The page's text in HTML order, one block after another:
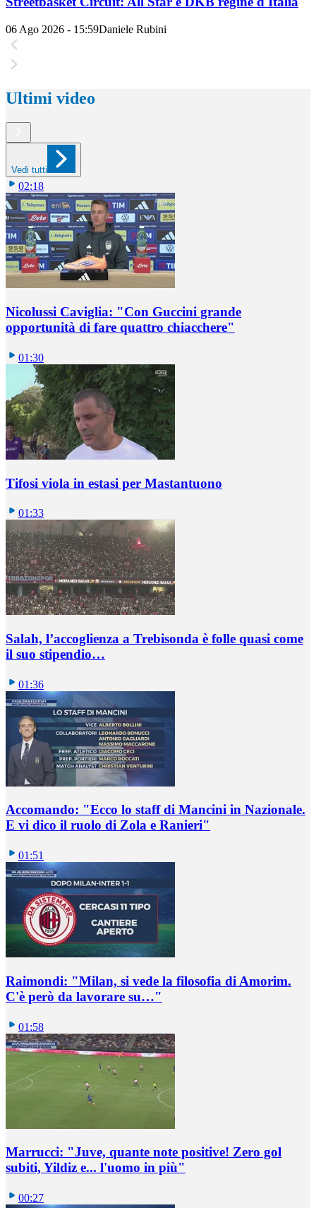
06 Ago 2026 - 15:59Daniele Rubini
Ultimi video
Vedi tutti
02:18
Nicolussi Caviglia: "Con Guccini grande
opportunità di fare quattro chiacchere"
01:30
Tifosi viola in estasi per Mastantuono
01:33
Salah, l’accoglienza a Trebisonda è folle quasi come
il suo stipendio…
01:36
Accomando: "Ecco lo staff di Mancini in Nazionale.
E vi dico il ruolo di Zola e Ranieri"
01:51
Raimondi: "Milan, si vede la filosofia di Amorim.
C'è però da lavorare su…"
01:58
Marrucci: "Juve, quante note positive! Zero gol
subiti, Yildiz e... l'uomo in più"
00:27